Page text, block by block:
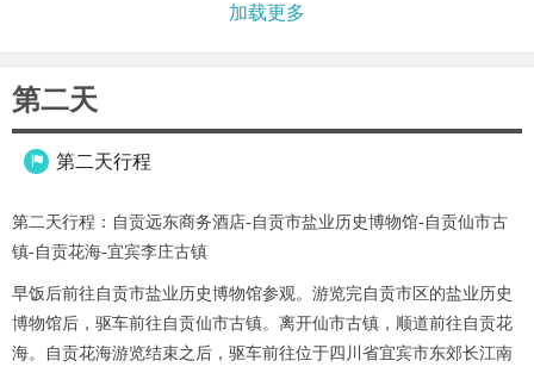
加载更多
第二天
 第二天行程
第二天行程：自贡远东商务酒店-自贡市盐业历史博物馆-自贡仙市古
镇-自贡花海-宜宾李庄古镇
早饭后前往自贡市盐业历史博物馆参观。游览完自贡市区的盐业历史
博物馆后，驱车前往自贡仙市古镇。离开仙市古镇，顺道前往自贡花
海。自贡花海游览结束之后，驱车前往位于四川省宜宾市东郊长江南